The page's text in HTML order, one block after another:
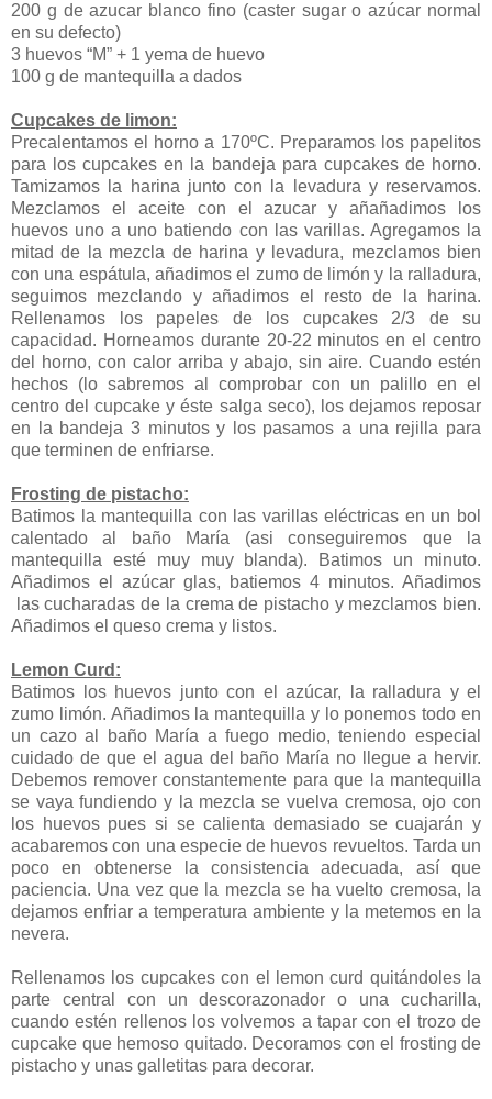
200 g de azucar blanco fino (caster sugar o azúcar normal
en su defecto)
3 huevos “M” + 1 yema de huevo
100 g de mantequilla a dados
Cupcakes de limon:
Precalentamos el horno a 170ºC. Preparamos los papelitos
para los cupcakes en la bandeja para cupcakes de horno.
Tamizamos la harina junto con la levadura y reservamos.
Mezclamos el aceite con el azucar y añañadimos los
huevos uno a uno batiendo con las varillas. Agregamos la
mitad de la mezcla de harina y levadura, mezclamos bien
con una espátula, añadimos el zumo de limón y la ralladura,
seguimos mezclando y añadimos el resto de la harina.
Rellenamos los papeles de los cupcakes 2/3 de su
capacidad. Horneamos durante 20-22 minutos en el centro
del horno, con calor arriba y abajo, sin aire. Cuando estén
hechos (lo sabremos al comprobar con un palillo en el
centro del cupcake y éste salga seco), los dejamos reposar
en la bandeja 3 minutos y los pasamos a una rejilla para
que terminen de enfriarse.
Frosting de pistacho:
Batimos la mantequilla con las varillas eléctricas en un bol
calentado al baño María (asi conseguiremos que la
mantequilla esté muy muy blanda). Batimos un minuto.
Añadimos el azúcar glas, batiemos 4 minutos. Añadimos
las cucharadas de la crema de pistacho y mezclamos bien.
Añadimos el queso crema y listos.
Lemon Curd:
Batimos los huevos junto con el azúcar, la ralladura y el
zumo limón. Añadimos la mantequilla y lo ponemos todo en
un cazo al baño María a fuego medio, teniendo especial
cuidado de que el agua del baño María no llegue a hervir.
Debemos remover constantemente para que la mantequilla
se vaya fundiendo y la mezcla se vuelva cremosa, ojo con
los huevos pues si se calienta demasiado se cuajarán y
acabaremos con una especie de huevos revueltos. Tarda un
poco en obtenerse la consistencia adecuada, así que
paciencia. Una vez que la mezcla se ha vuelto cremosa, la
dejamos enfriar a temperatura ambiente y la metemos en la
nevera.
Rellenamos los cupcakes con el lemon curd quitándoles la
parte central con un descorazonador o una cucharilla,
cuando estén rellenos los volvemos a tapar con el trozo de
cupcake que hemoso quitado. Decoramos con el frosting de
pistacho y unas galletitas para decorar.